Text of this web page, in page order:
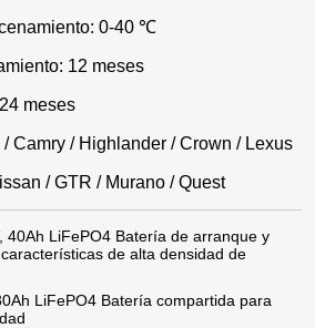
0-40 ℃
12 meses
meses
Camry / Highlander / Crown / Lexus
/ GTR / Murano / Quest
40Ah LiFePO4 Batería de arranque y
de alta densidad de
LiFePO4 Batería compartida para